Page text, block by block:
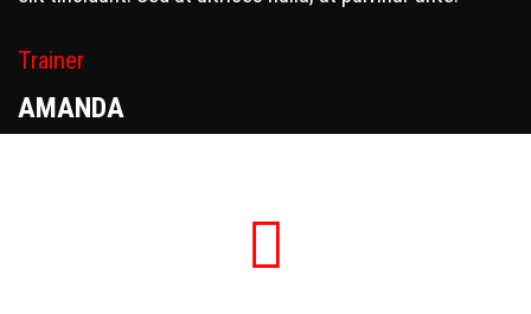
Trainer
AMANDA